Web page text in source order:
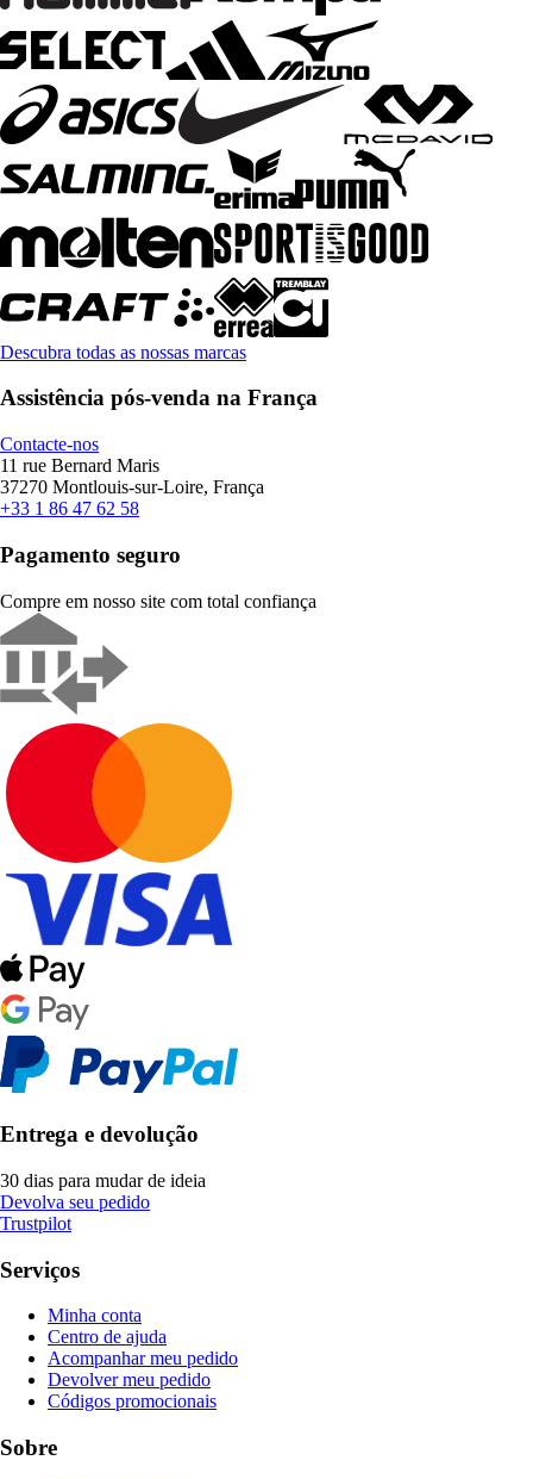
Descubra todas as nossas marcas
Assistência pós-venda na França
Contacte-nos
11 rue Bernard Maris
37270 Montlouis-sur-Loire, França
+33 1 86 47 62 58
Pagamento seguro
Compre em nosso site com total confiança
Entrega e devolução
30 dias para mudar de ideia
Devolva seu pedido
Trustpilot
Serviços
Minha conta
Centro de ajuda
Acompanhar meu pedido
Devolver meu pedido
Códigos promocionais
Sobre